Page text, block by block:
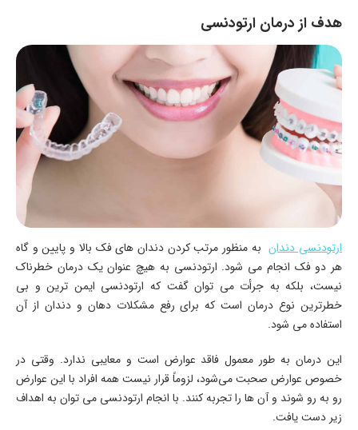
هدف از درمان ارتودنسی
ارتودنسی دندانبه منظور مرتب کردن دندان های فک بالا و پایین و گاه
هر دو فک انجام می شود. ارتودنسی به هیچ عنوان یک درمان خطرناک
نیست، بلکه به جرأت می توان گفت که ارتودنسی ایمن ترین و بی
خطرترین نوع درمان است که برای رفع مشکلات دهان و دندان از آن
استفاده می شود.
این درمان به طور معمول فاقد عوارض است و معایبی ندارد. وقتی در
خصوص عوارض صحبت می‌شود، لزوماً قرار نیست همه افراد با این عوارض
رو به رو شوند و آن ها را تجربه کنند. با انجام ارتودنسی می توان به اهداف
زیر دست یافت.